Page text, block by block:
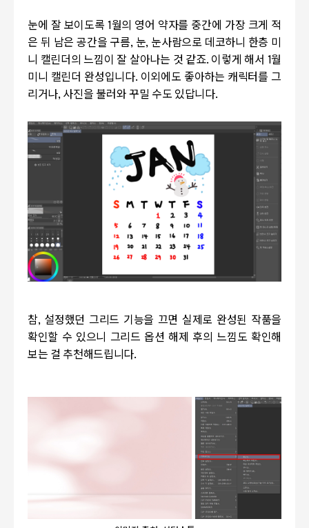
눈에 잘 보이도록 1월의 영어 약자를 중간에 가장 크게 적
은 뒤 남은 공간을 구름, 눈, 눈사람으로 데코하니 한층 미
니 캘린더의 느낌이 잘 살아나는 것 같죠. 이렇게 해서 1월
미니 캘린더 완성입니다. 이외에도 좋아하는 캐릭터를 그
리거나, 사진을 불러와 꾸밀 수도 있답니다.
참, 설정했던 그리드 기능을 끄면 실제로 완성된 작품을
확인할 수 있으니 그리드 옵션 해제 후의 느낌도 확인해
보는 걸 추천해드립니다.